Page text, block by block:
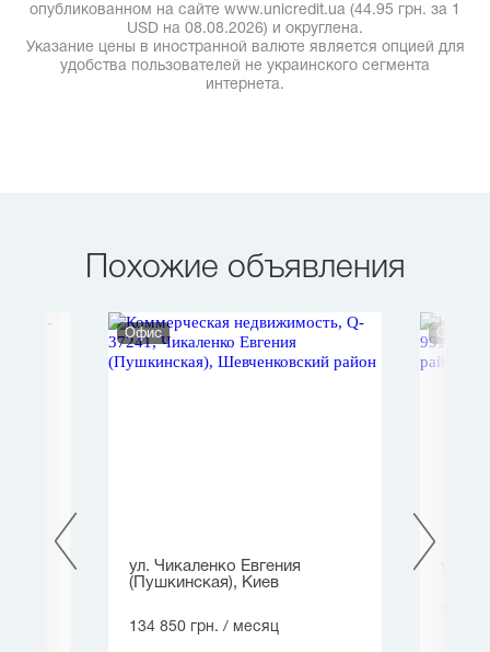
опубликованном на сайте www.unicredit.ua (44.95 грн. за 1
USD на 08.08.2026) и округлена.
Указание цены в иностранной валюте является опцией для
удобства пользователей не украинского сегмента
интернета.
Похожие объявления
Офис
ул. Чикаленко Евгения
(Пушкинская), Киев
134 850 грн. / месяц
Офис